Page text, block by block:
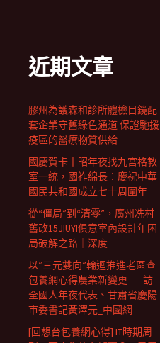
近期文章
膠州為護森和診所體檢目鏡配
套企業守舊綠色通道 保證馳援
疫區的醫療物質供給
國慶賀卡丨昭年夜找九宮格教
室一統，國祚綿長：慶祝中華
國民共和國成立七十周圍年
從“僵局”到“清零”，廣州冼村
舊改15JIUYI俱意室內設計年困
局破解之路｜深度
以“三元雙向”輪迴推進老區查
包養網心得農業新變更——訪
全國人年夜代表、甘肅省慶陽
市委書記黃澤元_中國網
[回想台包養網心得] IT時期周